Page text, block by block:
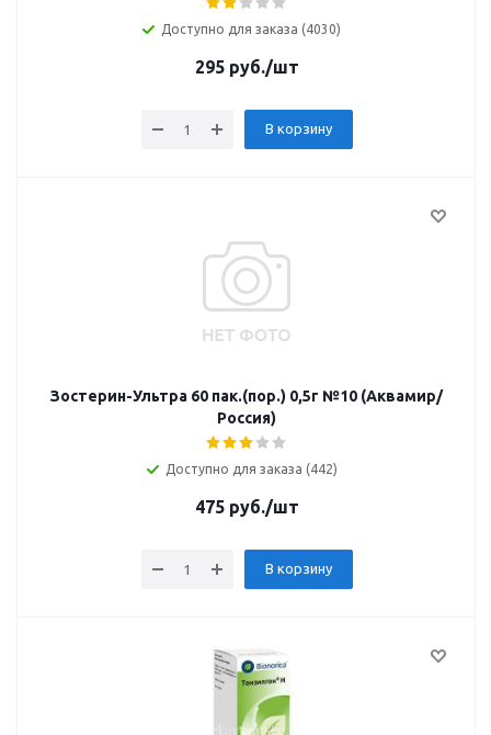
Доступно для заказа (4030)
295руб./шт
В корзину
Зостерин-Ультра 60 пак.(пор.) 0,5г №10 (Аквамир/
Россия)
Доступно для заказа (442)
475руб./шт
В корзину